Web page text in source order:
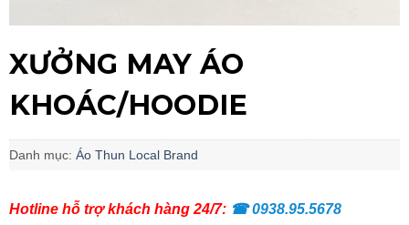
XƯỞNG MAY ÁO
KHOÁC/HOODIE
Danh mục: Áo Thun Local Brand
Hotline hỗ trợ khách hàng 24/7: ☎0938.95.5678